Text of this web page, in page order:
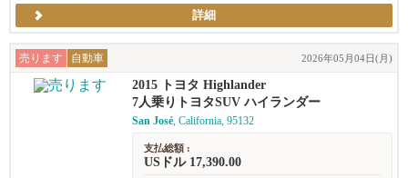
詳細
売ります 自動車 2026年05月04日(月)
2015 トヨタ Highlander
7人乗りトヨタSUV ハイランダー
San José, California, 95132
支払総額 :
USドル 17,390.00